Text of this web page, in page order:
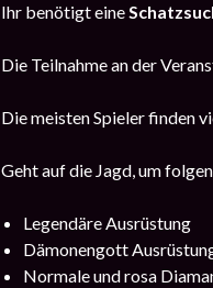
Ihr benötigt eine
Die Teilnahme an der
Die meisten Spieler finden
Geht auf die Jagd, um
Legendäre Ausrüstung
Dämonengott
Normale und rosa